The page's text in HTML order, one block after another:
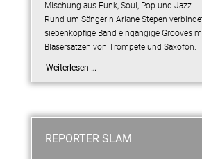
Mischung aus Funk, Soul, Pop und Jazz.
Rund um Sängerin Ariane Stepen
siebenköpfige Band eingängige Grooves
Bläsersätzen von Trompete und Saxofon.
Weiterlesen …
REPORTER SLAM